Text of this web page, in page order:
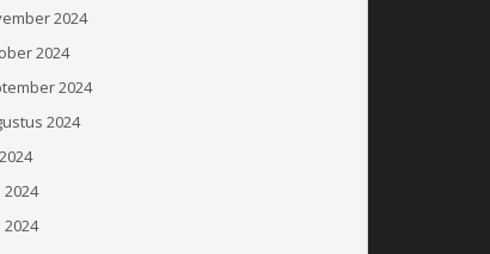
2024
2024
2024
2024
2024
2024